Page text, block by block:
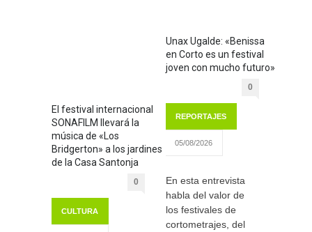
El festival internacional
SONAFILM llevará la
música de «Los
Bridgerton» a los jardines
de la Casa Santonja
0
CULTURA
Unax Ugalde: «Benissa
en Corto es un festival
joven con mucho futuro»
0
REPORTAJES
05/08/2026
En esta entrevista
habla del valor de
los festivales de
cortometrajes, del